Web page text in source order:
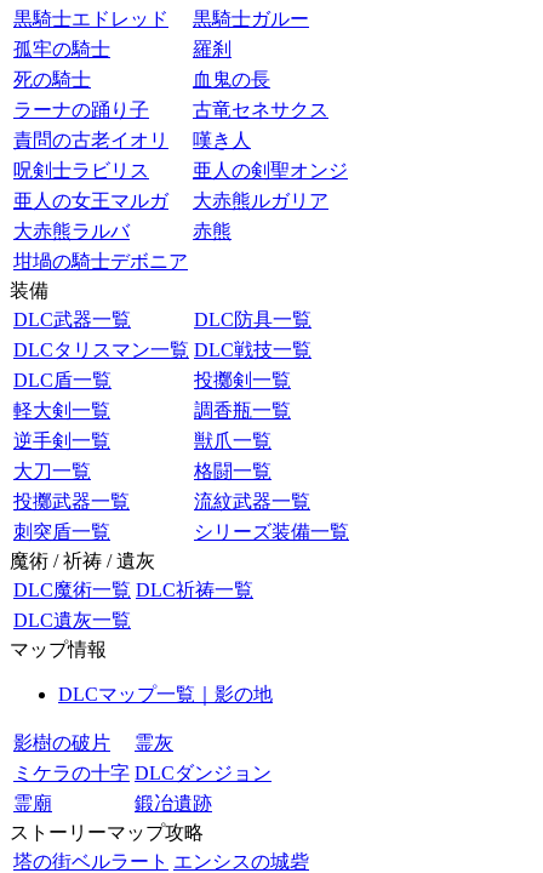
黒騎士エドレッド
黒騎士ガルー
孤牢の騎士
羅刹
死の騎士
血鬼の長
ラーナの踊り子
古竜セネサクス
責問の古老イオリ
嘆き人
呪剣士ラビリス
亜人の剣聖オンジ
亜人の女王マルガ
大赤熊ルガリア
大赤熊ラルバ
赤熊
坩堝の騎士デボニア
装備
DLC武器一覧
DLC防具一覧
DLCタリスマン一覧 DLC戦技一覧
DLC盾一覧
投擲剣一覧
軽大剣一覧
調香瓶一覧
逆手剣一覧
獣爪一覧
大刀一覧
格闘一覧
投擲武器一覧
流紋武器一覧
刺突盾一覧
シリーズ装備一覧
魔術 / 祈祷 / 遺灰
DLC魔術一覧 DLC祈祷一覧
DLC遺灰一覧
マップ情報
DLCマップ一覧｜影の地
影樹の破片
霊灰
ミケラの十字 DLCダンジョン
霊廟
鍛冶遺跡
ストーリーマップ攻略
塔の街ベルラート エンシスの城砦